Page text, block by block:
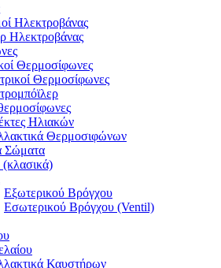
Ηλεκτροβάνας
Ηλεκτροβάνας
Θερμοσίφωνες
Θερμοσίφωνες
Ηλιακών
Θερμοσιφώνων
Σώματα
Εξωτερικού Βρόγχου
Εσωτερικού Βρόγχου (Ventil)
Καυστήρων